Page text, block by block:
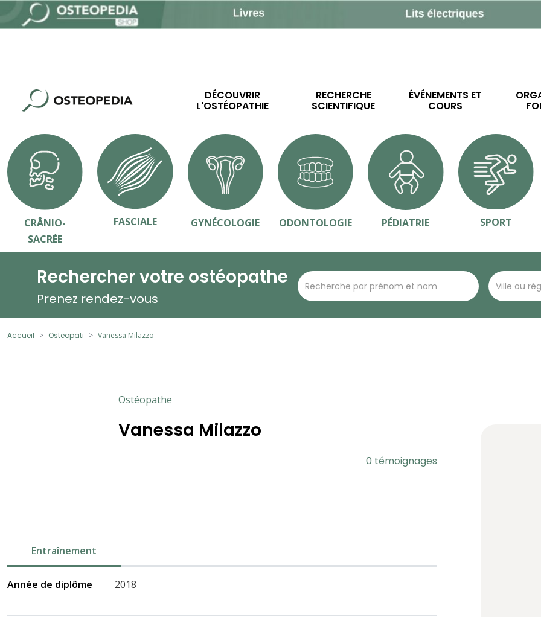
DÉCOUVRIR
L'OSTÉOPATHIE
RECHERCHE
SCIENTIFIQUE
ÉVÉNEMENTS ET
COURS
CRÂNIO-
SACRÉE
FASCIALE GYNÉCOLOGIE ODONTOLOGIE PÉDIATRIE SPORT
Rechercher votre ostéopathe
Prenez rendez-vous
Accueil Osteopati Vanessa Milazzo
Ostéopathe
Vanessa Milazzo
0 témoignages
Entraînement
Année de diplôme 2018